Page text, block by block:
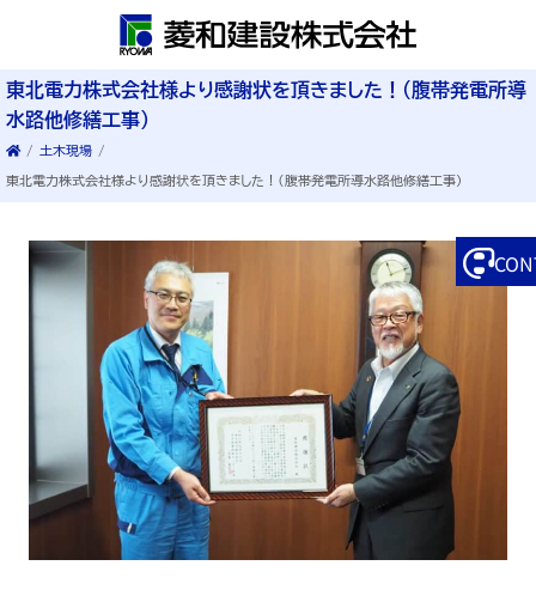
東北電力株式会社様より感謝状を頂きました！（腹帯発電所導
水路他修繕工事）
/ 土木現場 /
東北電力株式会社様より感謝状を頂きました！（腹帯発電所導水路他修繕工事）